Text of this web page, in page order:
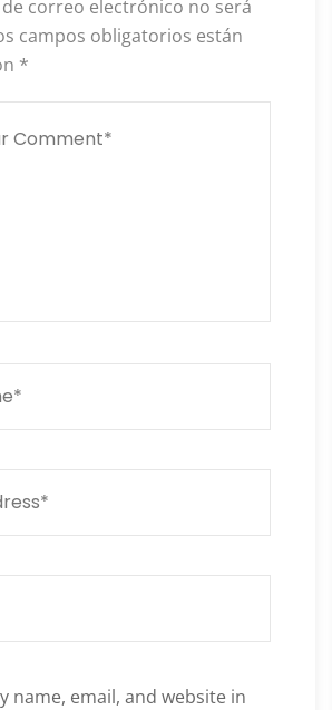
correo electrónico no será
campos obligatorios están
*
name, email, and website in